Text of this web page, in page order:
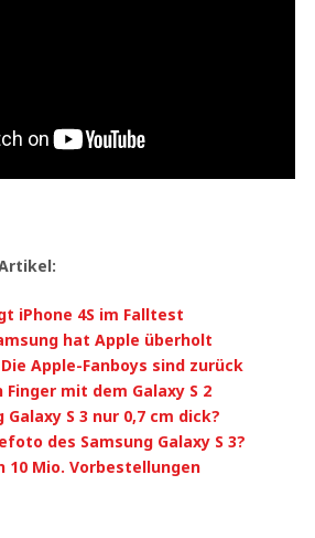
iPhone 4S im Falltest
hat Apple überholt
Apple-Fanboys sind zurück
mit dem Galaxy S 2
S 3 nur 0,7 cm dick?
des Samsung Galaxy S 3?
10 Mio. Vorbestellungen